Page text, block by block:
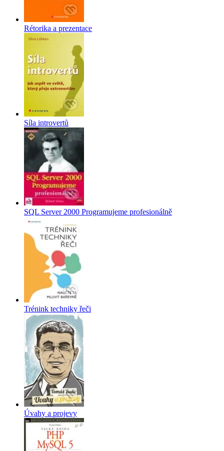
Rétorika a prezentace
Síla introvertů
SQL Server 2000 Programujeme profesionálně
Trénink techniky řeči
Úvahy a projevy